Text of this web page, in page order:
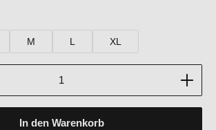
M L XL
Gib den gewünschten Wert ein
In den Warenkorb